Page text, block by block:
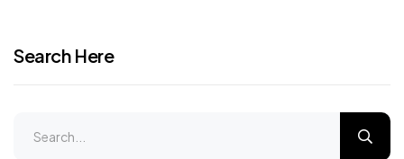
Search Here